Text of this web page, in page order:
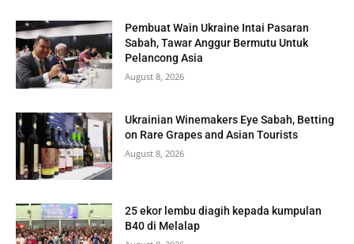
Pembuat Wain Ukraine Intai Pasaran
Sabah, Tawar Anggur Bermutu Untuk
Pelancong Asia
August 8, 2026
Ukrainian Winemakers Eye Sabah, Betting
on Rare Grapes and Asian Tourists
August 8, 2026
25 ekor lembu diagih kepada kumpulan
B40 di Melalap